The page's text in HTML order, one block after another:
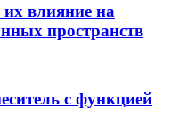
влияние на
пространств
с функцией